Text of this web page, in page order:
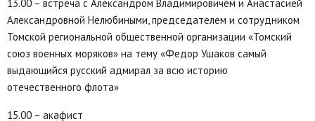
13.00 – встреча с Александром Владимировичем и Анастасией
Александровной Нелюбиными, председателем и сотрудником
Томской региональной общественной организации «Томский
союз военных моряков» на тему «Федор Ушаков самый
выдающийся русский адмирал за всю историю
отечественного флота»
15.00 – акафист